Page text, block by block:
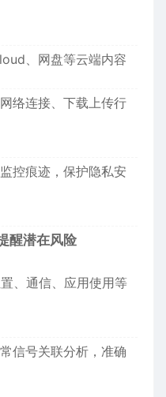
、网盘等云端内容
络连接、下载上传行
控痕迹，保护隐私安
醒潜在风险
置、通信、应用使用等
信号关联分析，准确